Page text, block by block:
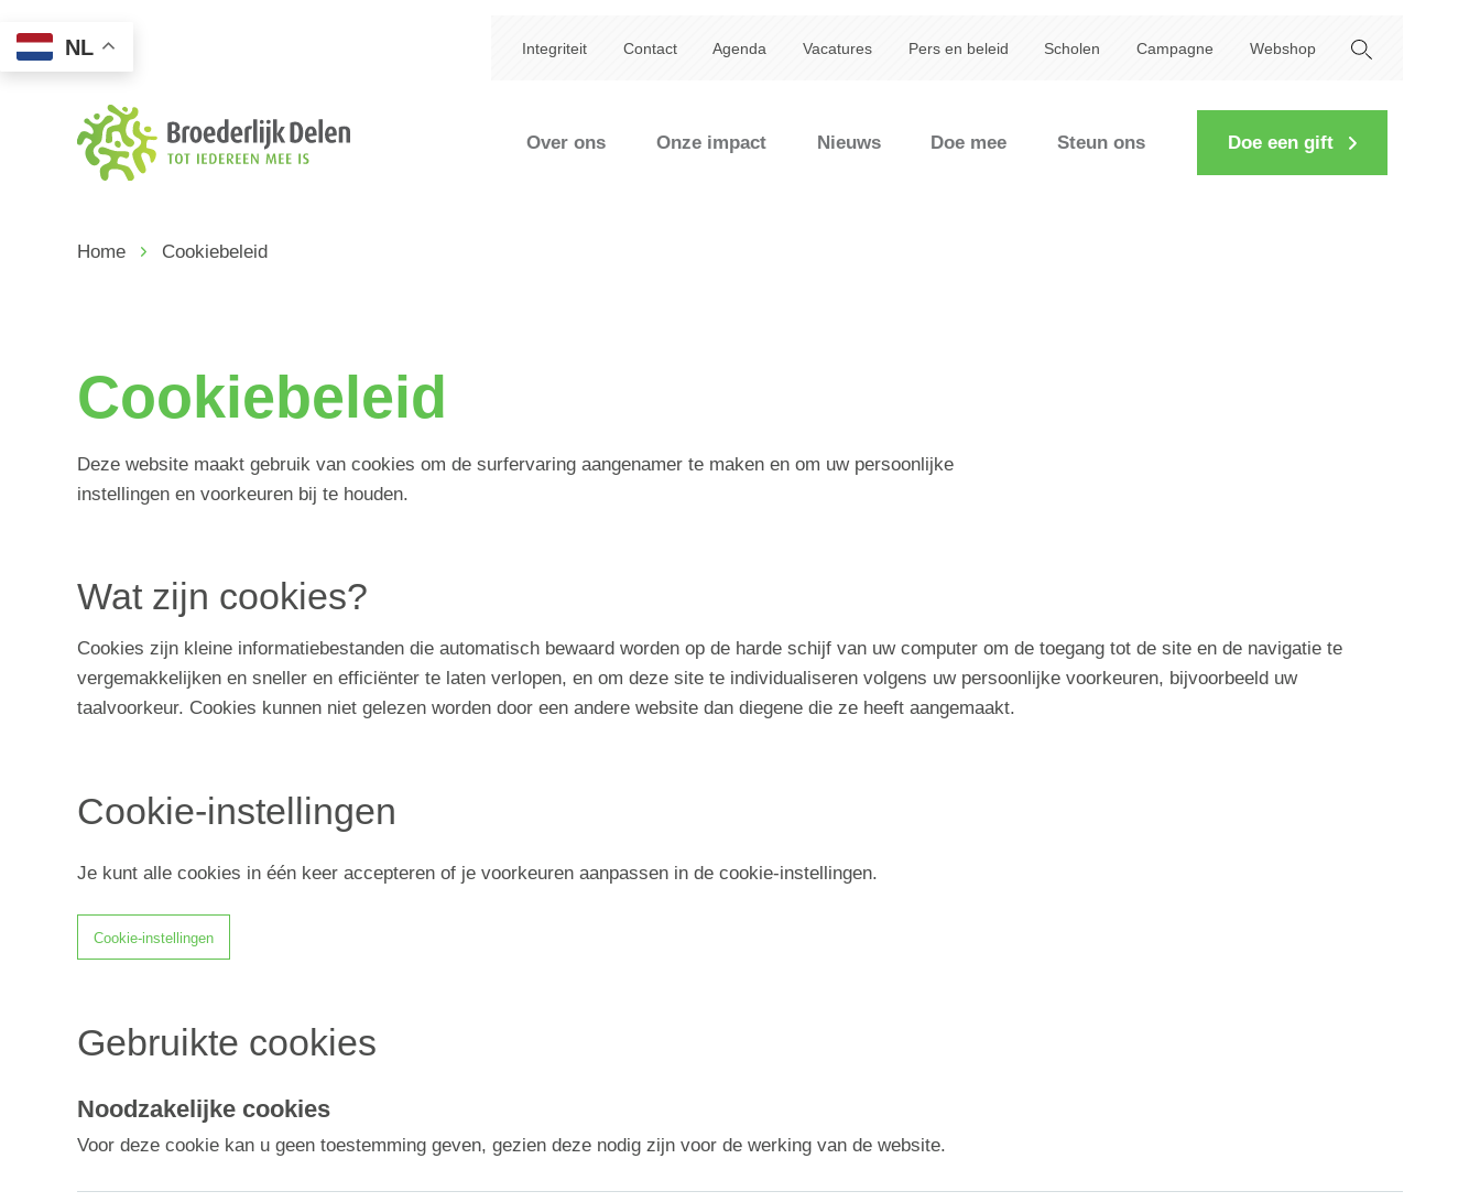
Integriteit Contact Agenda Vacatures Pers en beleid Scholen Campagne Webshop
Over ons Onze impact Nieuws Doe mee Steun ons Doe een gift
Home Cookiebeleid
Cookiebeleid
Deze website maakt gebruik van cookies om de surfervaring aangenamer te maken en om uw persoonlijke
instellingen en voorkeuren bij te houden.
Wat zijn cookies?
Cookies zijn kleine informatiebestanden die automatisch bewaard worden op de harde schijf van uw computer om de toegang tot de site en de navigatie te
vergemakkelijken en sneller en efficiënter te laten verlopen, en om deze site te individualiseren volgens uw persoonlijke voorkeuren, bijvoorbeeld uw
taalvoorkeur. Cookies kunnen niet gelezen worden door een andere website dan diegene die ze heeft aangemaakt.
Cookie-instellingen
Je kunt alle cookies in één keer accepteren of je voorkeuren aanpassen in de cookie-instellingen.
Cookie-instellingen
Gebruikte cookies
Noodzakelijke cookies
Voor deze cookie kan u geen toestemming geven, gezien deze nodig zijn voor de werking van de website.
NL